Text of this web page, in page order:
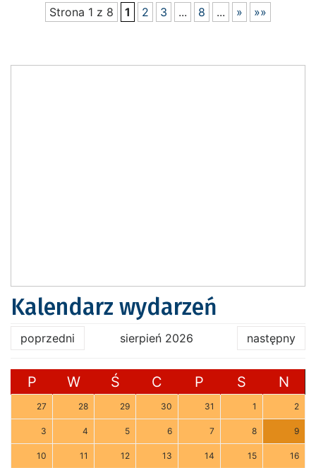
Strona 1 z 8 1 2 3 ... 8 ... » »»
Kalendarz wydarzeń
poprzedni sierpień 2026 następny
P W Ś C P S N
27 28 29 30 31 1 2
3 4 5 6 7 8 9
10 11 12 13 14 15 16